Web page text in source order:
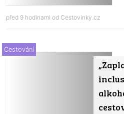
před 9 hodinami od Cestovinky.cz
Cestování